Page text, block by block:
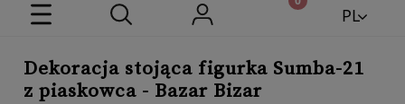
PL
Dekoracja stojąca figurka Sumba-21
z piaskowca - Bazar Bizar